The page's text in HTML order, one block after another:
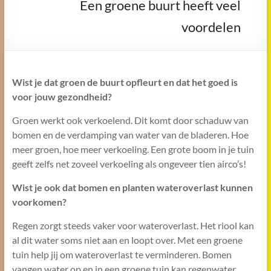
Een groene buurt heeft veel
voordelen
Wist je dat groen de buurt opfleurt en dat het goed is
voor jouw gezondheid?
Groen werkt ook verkoelend. Dit komt door schaduw van
bomen en de verdamping van water van de bladeren. Hoe
meer groen, hoe meer verkoeling. Een grote boom in je tuin
geeft zelfs net zoveel verkoeling als ongeveer tien airco’s!
Wist je ook dat bomen en planten wateroverlast kunnen
voorkomen?
Regen zorgt steeds vaker voor wateroverlast. Het riool kan
al dit water soms niet aan en loopt over. Met een groene
tuin help jij om wateroverlast te verminderen. Bomen